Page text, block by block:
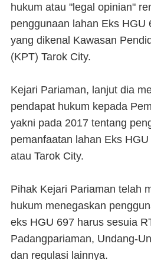
hukum atau "legal opinian"
penggunaan lahan Eks HGU
yang dikenal Kawasan
(KPT) Tarok City.
Kejari Pariaman, lanjut dia
pendapat hukum kepada
yakni pada 2017 tentang
pemanfaatan lahan Eks
atau Tarok City.
Pihak Kejari Pariaman telah
hukum menegaskan
eks HGU 697 harus sesuia
Padangpariaman, Undang-
dan regulasi lainnya.